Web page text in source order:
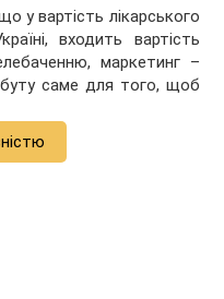
у вартість лікарського
входить вартість
маркетинг –
саме для того, щоб